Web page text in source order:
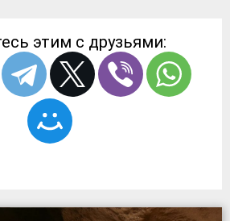
этим с друзьями: